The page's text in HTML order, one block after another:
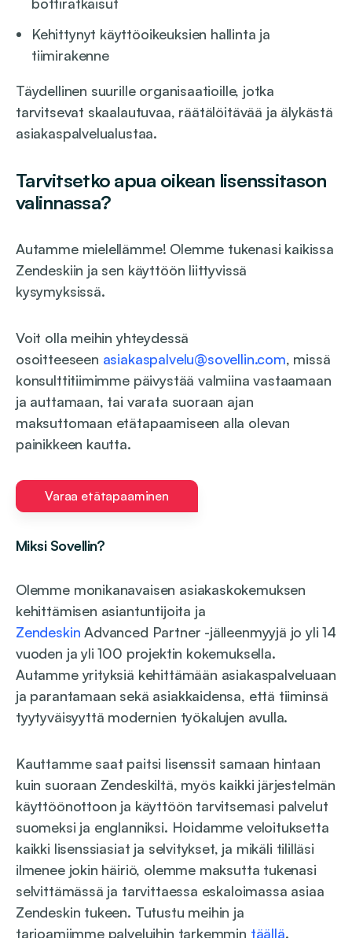
bottiratkaisut
Kehittynyt käyttöoikeuksien hallinta ja
tiimirakenne
Täydellinen suurille organisaatioille, jotka
tarvitsevat skaalautuvaa, räätälöitävää ja älykästä
asiakaspalvelualustaa.
Tarvitsetko apua oikean lisenssitason
valinnassa?
Autamme mielellämme! Olemme tukenasi kaikissa
Zendeskiin ja sen käyttöön liittyvissä
kysymyksissä.
Voit olla meihin yhteydessä
osoitteeseen asiakaspalvelu@sovellin.com, missä
konsulttitiimimme päivystää valmiina vastaamaan
ja auttamaan, tai varata suoraan ajan
maksuttomaan etätapaamiseen alla olevan
painikkeen kautta.
Varaa etätapaaminen
Miksi Sovellin?
Olemme monikanavaisen asiakaskokemuksen
kehittämisen asiantuntijoita ja
Zendeskin Advanced Partner -jälleenmyyjä jo yli 14
vuoden ja yli 100 projektin kokemuksella.
Autamme yrityksiä kehittämään asiakaspalveluaan
ja parantamaan sekä asiakkaidensa, että tiiminsä
tyytyväisyyttä modernien työkalujen avulla.​
Kauttamme saat paitsi lisenssit samaan hintaan
kuin suoraan Zendeskiltä, myös kaikki järjestelmän
käyttöönottoon ja käyttöön tarvitsemasi palvelut
suomeksi ja englanniksi. Hoidamme veloituksetta
kaikki lisenssiasiat ja selvitykset, ja mikäli tililläsi
ilmenee jokin häiriö, olemme maksutta tukenasi
selvittämässä ja tarvittaessa eskaloimassa asiaa
Zendeskin tukeen. Tutustu meihin ja
tarjoamiimme palveluihin tarkemmin täällä.